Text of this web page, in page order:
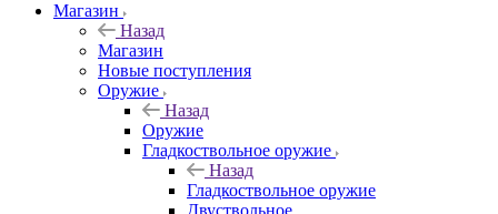
Магазин
Назад
Магазин
Новые поступления
Оружие
Назад
Оружие
Гладкоствольное оружие
Назад
Гладкоствольное оружие
Двуствольное